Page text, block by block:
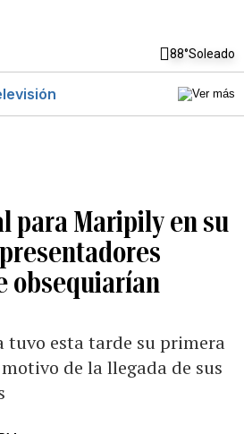
88°Soleado
para Maripily en su
obsequiarían
tuvo esta tarde su primera
de la llegada de sus